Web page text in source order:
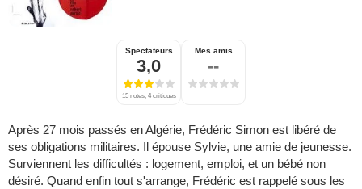
Spectateurs
3,0
15 notes, 4 critiques
Mes amis
--
Après 27 mois passés en Algérie, Frédéric Simon est libéré de
ses obligations militaires. Il épouse Sylvie, une amie de jeunesse.
Surviennent les difficultés : logement, emploi, et un bébé non
désiré. Quand enfin tout s'arrange, Frédéric est rappelé sous les